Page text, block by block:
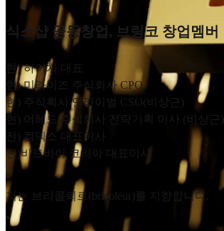
식스샵 공동창업, 브링코 창업멤버
현) 하이치 대표
현) 미라이즈 주식회사 CPO
현) 주식획사 언라이벌 CSO(비상근)
현) 어헤드 주식회사 전략기획 이사 (비상근)
전) 컴덱스 대표이사
전)비드바이 코리아 대표이사
•
저는 브리콜뢰르(bricoleur)를 지향합니다.
•